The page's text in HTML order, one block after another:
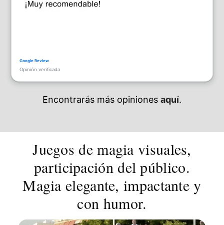
Opinión verificada
Encontrarás más opiniones aquí.
Juegos de magia visuales,
participación del público.
Magia elegante, impactante y
con humor.